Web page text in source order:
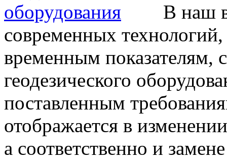
В наш
современных технологий,
временным показателям,
геодезического
поставленным
отображается в
а соответственно и